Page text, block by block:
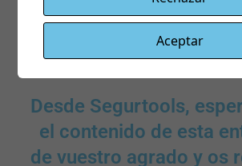
móduloSiscomFB2.
Desde Segurtools,
el contenido de esta
de vuestro agrado y os
Aceptar